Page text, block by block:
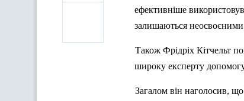
ефективніше
залишаються
Також Фрідріх Кітчельт
широку експерту
Загалом він наголосив, що